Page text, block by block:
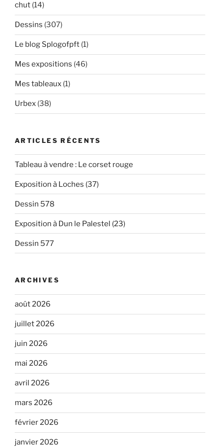
chut (14)
Dessins (307)
Le blog Splogofpft (1)
Mes expositions (46)
Mes tableaux (1)
Urbex (38)
ARTICLES RÉCENTS
Tableau à vendre : Le corset rouge
Exposition à Loches (37)
Dessin 578
Exposition à Dun le Palestel (23)
Dessin 577
ARCHIVES
août 2026
juillet 2026
juin 2026
mai 2026
avril 2026
mars 2026
février 2026
janvier 2026